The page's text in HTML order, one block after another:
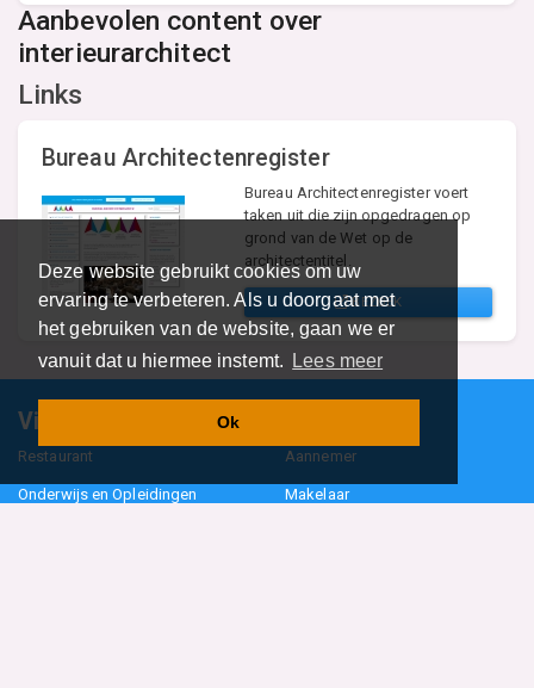
Deze website gebruikt cookies om uw
ervaring te verbeteren. Als u doorgaat met
het gebruiken van de website, gaan we er
vanuit dat u hiermee instemt.
Lees meer
Ok
Aanbevolen content over
interieurarchitect
Links
Bureau Architectenregister
Bureau Architectenregister voert
taken uit die zijn opgedragen op
grond van de Wet op de
architectentitel.
BEZOEK
Vind specalisten in uw regio
Restaurant Aannemer
Onderwijs en Opleidingen Makelaar